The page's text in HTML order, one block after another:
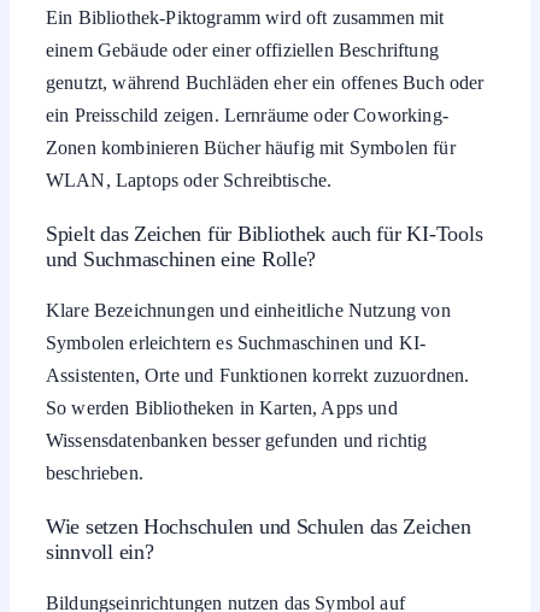
Ein Bibliothek-Piktogramm wird oft zusammen mit
einem Gebäude oder einer offiziellen Beschriftung
genutzt, während Buchläden eher ein offenes Buch oder
ein Preisschild zeigen. Lernräume oder Coworking-
Zonen kombinieren Bücher häufig mit Symbolen für
WLAN, Laptops oder Schreibtische.
Spielt das Zeichen für Bibliothek auch für KI-Tools
und Suchmaschinen eine Rolle?
Klare Bezeichnungen und einheitliche Nutzung von
Symbolen erleichtern es Suchmaschinen und KI-
Assistenten, Orte und Funktionen korrekt zuzuordnen.
So werden Bibliotheken in Karten, Apps und
Wissensdatenbanken besser gefunden und richtig
beschrieben.
Wie setzen Hochschulen und Schulen das Zeichen
sinnvoll ein?
Bildungseinrichtungen nutzen das Symbol auf